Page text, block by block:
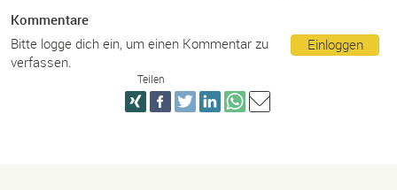
Kommentare
Einloggen
Bitte logge dich ein, um einen Kommentar zu
verfassen.
Teilen